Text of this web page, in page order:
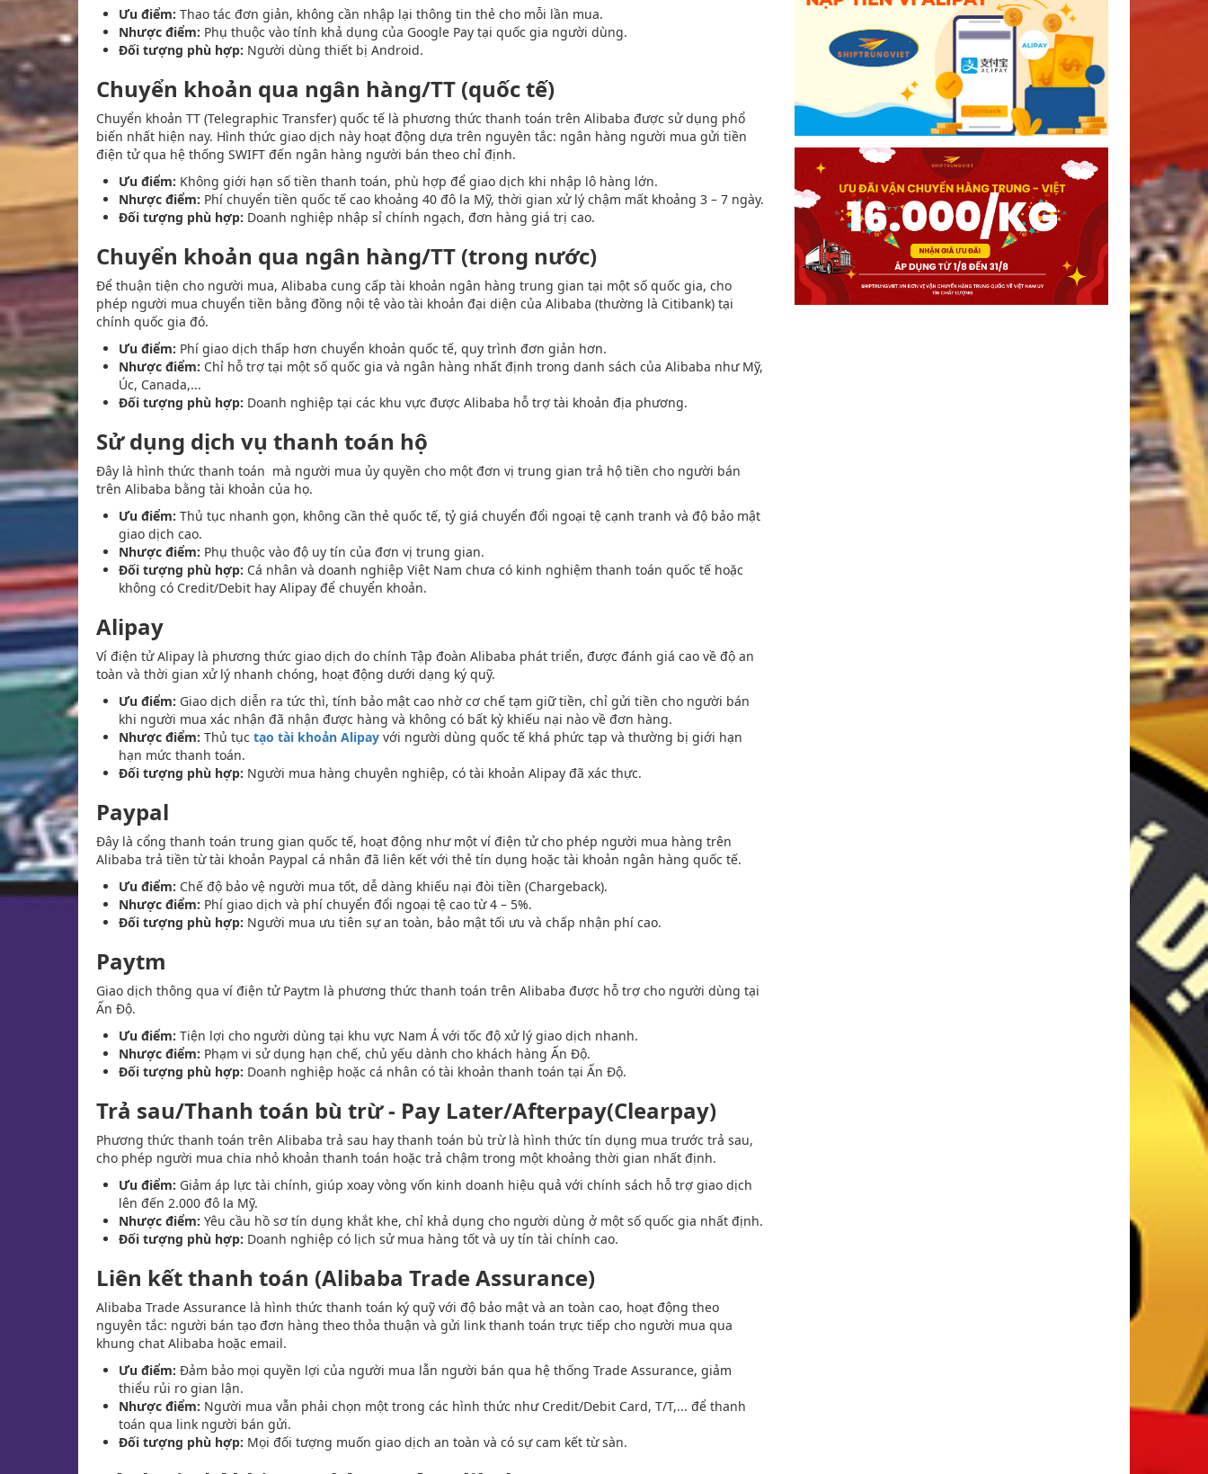
Ưu điểm: Thao tác đơn giản, không cần nhập lại thông tin thẻ cho mỗi lần mua.
Nhược điểm: Phụ thuộc vào tính khả dụng của Google Pay tại quốc gia người dùng.
Đối tượng phù hợp: Người dùng thiết bị Android.
Chuyển khoản qua ngân hàng/TT (quốc tế)
Chuyển khoản TT (Telegraphic Transfer) quốc tế là phương thức thanh toán trên Alibaba được sử dụng phổ
biến nhất hiện nay. Hình thức giao dịch này hoạt động dựa trên nguyên tắc: ngân hàng người mua gửi tiền
điện tử qua hệ thống SWIFT đến ngân hàng người bán theo chỉ định.
Ưu điểm: Không giới hạn số tiền thanh toán, phù hợp để giao dịch khi nhập lô hàng lớn.
Nhược điểm: Phí chuyển tiền quốc tế cao khoảng 40 đô la Mỹ, thời gian xử lý chậm mất khoảng 3 – 7 ngày.
Đối tượng phù hợp: Doanh nghiệp nhập sỉ chính ngạch, đơn hàng giá trị cao.
Chuyển khoản qua ngân hàng/TT (trong nước)
Để thuận tiện cho người mua, Alibaba cung cấp tài khoản ngân hàng trung gian tại một số quốc gia, cho
phép người mua chuyển tiền bằng đồng nội tệ vào tài khoản đại diện của Alibaba (thường là Citibank) tại
chính quốc gia đó.
Ưu điểm: Phí giao dịch thấp hơn chuyển khoản quốc tế, quy trình đơn giản hơn.
Nhược điểm: Chỉ hỗ trợ tại một số quốc gia và ngân hàng nhất định trong danh sách của Alibaba như Mỹ,
Úc, Canada,...
Đối tượng phù hợp: Doanh nghiệp tại các khu vực được Alibaba hỗ trợ tài khoản địa phương.
Sử dụng dịch vụ thanh toán hộ
Đây là hình thức thanh toán mà người mua ủy quyền cho một đơn vị trung gian trả hộ tiền cho người bán
trên Alibaba bằng tài khoản của họ.
Ưu điểm: Thủ tục nhanh gọn, không cần thẻ quốc tế, tỷ giá chuyển đổi ngoại tệ cạnh tranh và độ bảo mật
giao dịch cao.
Nhược điểm: Phụ thuộc vào độ uy tín của đơn vị trung gian.
Đối tượng phù hợp: Cá nhân và doanh nghiệp Việt Nam chưa có kinh nghiệm thanh toán quốc tế hoặc
không có Credit/Debit hay Alipay để chuyển khoản.
Alipay
Ví điện tử Alipay là phương thức giao dịch do chính Tập đoàn Alibaba phát triển, được đánh giá cao về độ an
toàn và thời gian xử lý nhanh chóng, hoạt động dưới dạng ký quỹ.
Ưu điểm: Giao dịch diễn ra tức thì, tính bảo mật cao nhờ cơ chế tạm giữ tiền, chỉ gửi tiền cho người bán
khi người mua xác nhận đã nhận được hàng và không có bất kỳ khiếu nại nào về đơn hàng.
Nhược điểm: Thủ tục tạo tài khoản Alipay với người dùng quốc tế khá phức tạp và thường bị giới hạn
hạn mức thanh toán.
Đối tượng phù hợp: Người mua hàng chuyên nghiệp, có tài khoản Alipay đã xác thực.
Paypal
Đây là cổng thanh toán trung gian quốc tế, hoạt động như một ví điện tử cho phép người mua hàng trên
Alibaba trả tiền từ tài khoản Paypal cá nhân đã liên kết với thẻ tín dụng hoặc tài khoản ngân hàng quốc tế.
Ưu điểm: Chế độ bảo vệ người mua tốt, dễ dàng khiếu nại đòi tiền (Chargeback).
Nhược điểm: Phí giao dịch và phí chuyển đổi ngoại tệ cao từ 4 – 5%.
Đối tượng phù hợp: Người mua ưu tiên sự an toàn, bảo mật tối ưu và chấp nhận phí cao.
Paytm
Giao dịch thông qua ví điện tử Paytm là phương thức thanh toán trên Alibaba được hỗ trợ cho người dùng tại
Ấn Độ.
Ưu điểm: Tiện lợi cho người dùng tại khu vực Nam Á với tốc độ xử lý giao dịch nhanh.
Nhược điểm: Phạm vi sử dụng hạn chế, chủ yếu dành cho khách hàng Ấn Độ.
Đối tượng phù hợp: Doanh nghiệp hoặc cá nhân có tài khoản thanh toán tại Ấn Độ.
Trả sau/Thanh toán bù trừ - Pay Later/Afterpay(Clearpay)
Phương thức thanh toán trên Alibaba trả sau hay thanh toán bù trừ là hình thức tín dụng mua trước trả sau,
cho phép người mua chia nhỏ khoản thanh toán hoặc trả chậm trong một khoảng thời gian nhất định.
Ưu điểm: Giảm áp lực tài chính, giúp xoay vòng vốn kinh doanh hiệu quả với chính sách hỗ trợ giao dịch
lên đến 2.000 đô la Mỹ.
Nhược điểm: Yêu cầu hồ sơ tín dụng khắt khe, chỉ khả dụng cho người dùng ở một số quốc gia nhất định.
Đối tượng phù hợp: Doanh nghiệp có lịch sử mua hàng tốt và uy tín tài chính cao.
Liên kết thanh toán (Alibaba Trade Assurance)
Alibaba Trade Assurance là hình thức thanh toán ký quỹ với độ bảo mật và an toàn cao, hoạt động theo
nguyên tắc: người bán tạo đơn hàng theo thỏa thuận và gửi link thanh toán trực tiếp cho người mua qua
khung chat Alibaba hoặc email.
Ưu điểm: Đảm bảo mọi quyền lợi của người mua lẫn người bán qua hệ thống Trade Assurance, giảm
thiểu rủi ro gian lận.
Nhược điểm: Người mua vẫn phải chọn một trong các hình thức như Credit/Debit Card, T/T,... để thanh
toán qua link người bán gửi.
Đối tượng phù hợp: Mọi đối tượng muốn giao dịch an toàn và có sự cam kết từ sàn.